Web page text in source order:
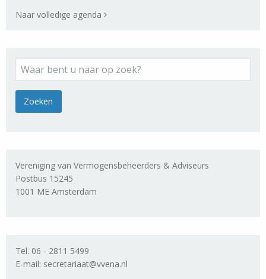
Naar volledige agenda
Vereniging van Vermogensbeheerders & Adviseurs
Postbus 15245
1001 ME Amsterdam
Tel. 06 - 2811 5499
E-mail: secretariaat@vvena.nl